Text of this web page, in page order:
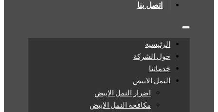
اتصل بنا
الرئيسية
حول الشركة
خدماتنا
النمل الابيض
اضرار النمل الابيض
مكافحة النمل الابيض